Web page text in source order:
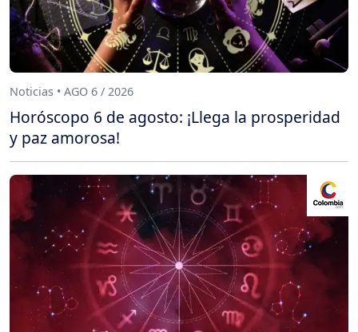
Noticias • AGO 6 / 2026
Horóscopo 6 de agosto: ¡Llega la prosperidad
y paz amorosa!